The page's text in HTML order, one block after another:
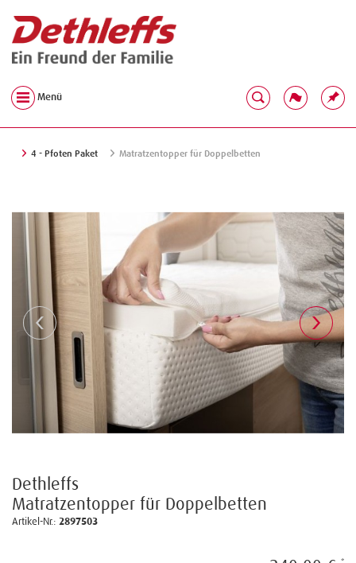
Menü
4 - Pfoten Paket Matratzentopper für Doppelbetten
Dethleffs
Matratzentopper für Doppelbetten
Artikel-Nr.: 2897503